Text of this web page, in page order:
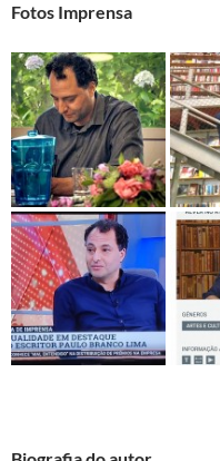
Fotos Imprensa